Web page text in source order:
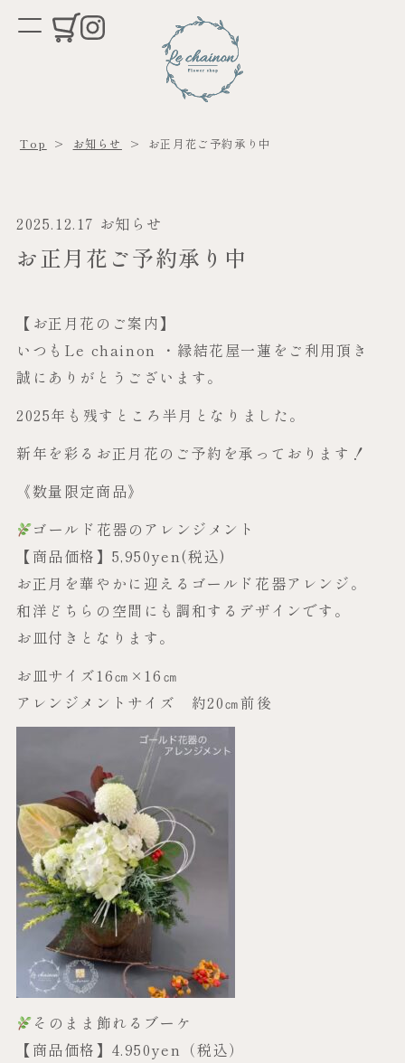
Top > お知らせ > お正月花ご予約承り中
2025.12.17 お知らせ
お正月花ご予約承り中
【お正月花のご案内】
いつもLe chainon ・縁結花屋一蓮をご利用頂き
誠にありがとうございます。
2025年も残すところ半月となりました。
新年を彩るお正月花のご予約を承っております！
《数量限定商品》
ゴールド花器のアレンジメント
【商品価格】5,950yen(税込)
お正月を華やかに迎えるゴールド花器アレンジ。
和洋どちらの空間にも調和するデザインです。
お皿付きとなります。
お皿サイズ16㎝×16㎝
アレンジメントサイズ 約20㎝前後
そのまま飾れるブーケ
【商品価格】4.950yen（税込）